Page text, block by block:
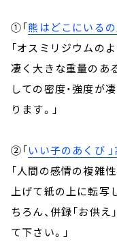
①「熊はどこにいるの
「オスミリジウムの
凄く大きな重量のあ
しての密度・強度が
ります。」
②「いい子のあくび
「人間の感情の複雑
上げて紙の上に転写
ちろん、併録「お供
て下さい。」